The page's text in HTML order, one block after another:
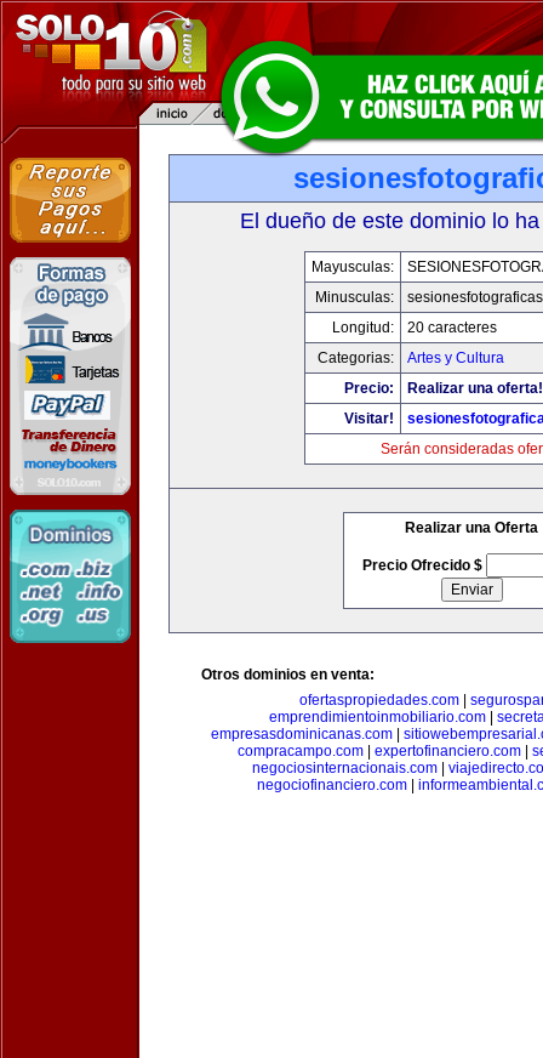
El dueño de este dominio lo
Mayusculas:
Minusculas:
Longitud:
20 caracteres
Categorias:
Artes y Cultura
Precio:
Realizar una oferta!
Visitar!
Serán consideradas
Realizar una Oferta
Precio Ofrecido $
Otros dominios en venta:
ofertaspropiedades.com|
emprendimientoinmobiliario.com|
empresasdominicanas.com|
compracampo.com| expertofinanciero.com|
negociosinternacionais.com
negociofinanciero.com